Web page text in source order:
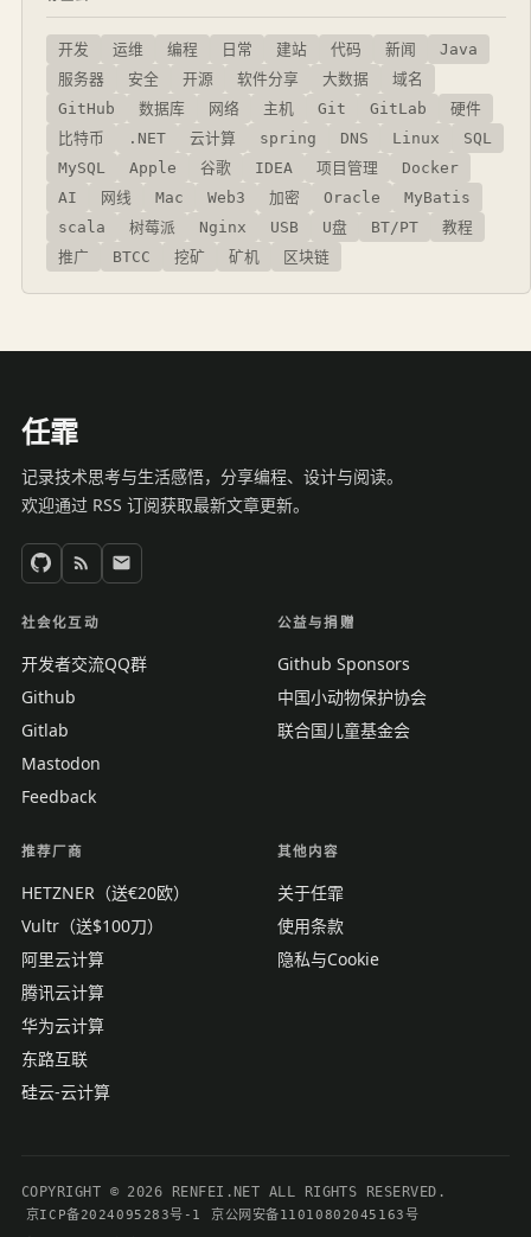
开发 运维 编程 日常 建站 代码 新闻
Java
服务器
安全 开源 软件分享 大数据
域名
GitHub
数据库 网络 主机 Git GitLab
硬件
比特币
.NET 云计算 spring DNS Linux
SQL
MySQL
Apple 谷歌 IDEA 项目管理
Docker
AI
网线 Mac Web3 加密 Oracle
MyBatis
scala
树莓派 Nginx USB U盘 BT/PT
教程
推广
BTCC 挖矿 矿机 区块链
任霏
记录技术思考与生活感悟，分享编程、设计与阅读。
欢迎通过 RSS 订阅获取最新文章更新。
社会化互动
开发者交流QQ群
Github
Gitlab
Mastodon
Feedback
公益与捐赠
Github Sponsors
中国小动物保护协会
联合国儿童基金会
推荐厂商
HETZNER（送€20欧）
Vultr（送$100刀）
阿里云计算
腾讯云计算
华为云计算
东路互联
硅云-云计算
其他内容
关于任霏
使用条款
隐私与Cookie
COPYRIGHT © 2026 RENFEI.NET ALL RIGHTS RESERVED.
京ICP备2024095283号-1
京公网安备11010802045163号